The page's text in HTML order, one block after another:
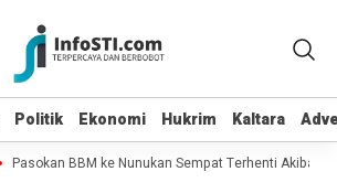
Politik Ekonomi Hukrim Kaltara
Politik Ekonomi Hukrim Kaltara
Pasokan BBM ke Nunukan Sempat Terhenti Akibat